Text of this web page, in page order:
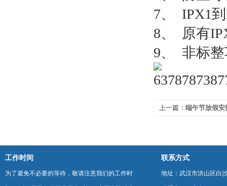
7、 IPX1
8、 原有
9、 非标
上一篇： 端午节放假安
工作时间
为了避免不必要的等待，敬请注意我们的工作时
联系方式
地址：武汉市洪山区白